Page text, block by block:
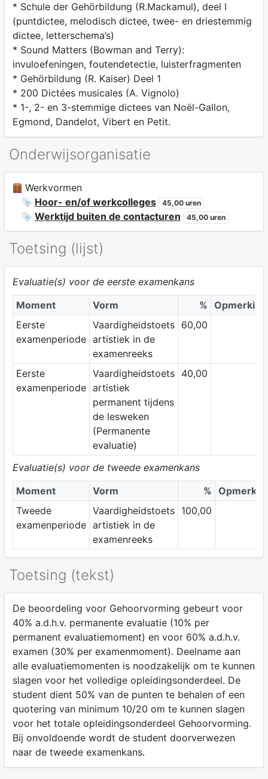
* Schule der Gehörbildung (R.Mackamul), deel I
(puntdictee, melodisch dictee, twee- en driestemmig
dictee, letterschema’s)
* Sound Matters (Bowman and Terry):
invuloefeningen, foutendetectie, luisterfragmenten
* Gehörbildung (R. Kaiser) Deel 1
* 200 Dictées musicales (A. Vignolo)
* 1-, 2- en 3-stemmige dictees van Noël-Gallon,
Egmond, Dandelot, Vibert en Petit.
Onderwijsorganisatie
Werkvormen
Hoor- en/of werkcolleges
45,00 uren
Werktijd buiten de contacturen 45,00 uren
Toetsing (lijst)
Evaluatie(s) voor de eerste examenkans
Moment
Vorm % Opmerking
Eerste
examenperiode
Vaardigheidstoets
artistiek in de
examenreeks
60,00
Eerste
examenperiode
Vaardigheidstoets
artistiek
permanent tijdens
de lesweken
(Permanente
evaluatie)
40,00
Evaluatie(s) voor de tweede examenkans
Moment
Vorm %
Tweede
examenperiode
Vaardigheidstoets
artistiek in de
examenreeks
100,00
Toetsing (tekst)
De beoordeling voor Gehoorvorming gebeurt voor
40% a.d.h.v. permanente evaluatie (10% per
permanent evaluatiemoment) en voor 60% a.d.h.v.
examen (30% per examenmoment). Deelname aan
alle evaluatiemomenten is noodzakelijk om te kunnen
slagen voor het volledige opleidingsonderdeel. De
student dient 50% van de punten te behalen of een
quotering van minimum 10/20 om te kunnen slagen
voor het totale opleidingsonderdeel Gehoorvorming.
Bij onvoldoende wordt de student doorverwezen
naar de tweede examenkans.